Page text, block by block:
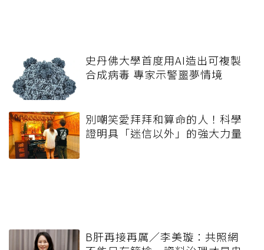
史丹佛大學首度用AI造出可複製
合成病毒 專家示警噩夢情境
別嘲笑愛拜拜和算命的人！科學
證明具「迷信以外」的強大力量
B肝再接再厲／李美璇：共照網